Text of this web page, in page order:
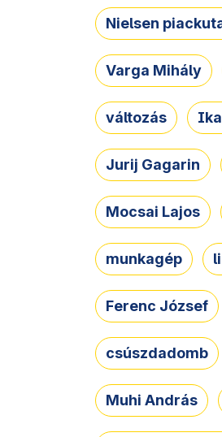
Nielsen
Varga Mihály
változás
Jurij Gagarin
Mocsai Lajos
munkagép
Ferenc József
csúszdadomb
Muhi András